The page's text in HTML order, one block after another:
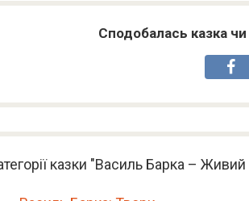
Сподобалась казка
казки "Василь Барка –